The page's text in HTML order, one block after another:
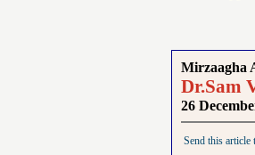
Mirzaagha
Dr.Sam
26
Send this